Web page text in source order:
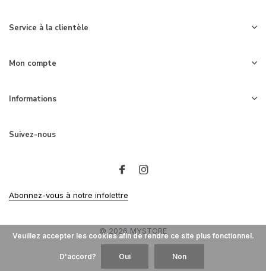
Service à la clientèle
Mon compte
Informations
Suivez-nous
Abonnez-vous à notre infolettre
© 2026 MYSTORE
Veuillez accepter les cookies afin de rendre ce site plus fonctionnel.
D'accord? Oui Non